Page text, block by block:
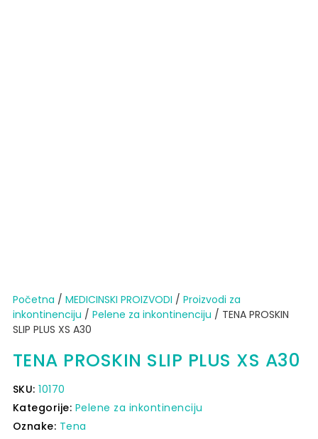
Početna / MEDICINSKI PROIZVODI / Proizvodi za
inkontinenciju / Pelene za inkontinenciju / TENA PROSKIN
SLIP PLUS XS A30
TENA PROSKIN SLIP PLUS XS A30
SKU:10170
Kategorije: Pelene za inkontinenciju
Oznake: Tena